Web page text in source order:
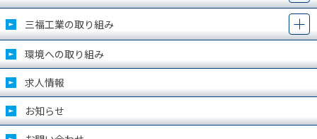
三福工業の取り組み
環境への取り組み
求人情報
お知らせ